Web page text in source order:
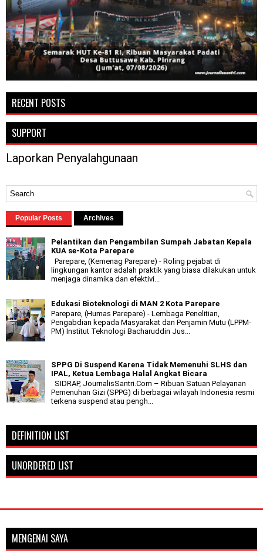
RECENT POSTS
SUPPORT
Laporkan Penyalahgunaan
Popular Posts Archives
Pelantikan dan Pengambilan Sumpah Jabatan Kepala
KUA se-Kota Parepare
Parepare, (Kemenag Parepare) - Roling pejabat di
lingkungan kantor adalah praktik yang biasa dilakukan untuk
menjaga dinamika dan efektivi...
Edukasi Bioteknologi di MAN 2 Kota Parepare
Parepare, (Humas Parepare) - Lembaga Penelitian,
Pengabdian kepada Masyarakat dan Penjamin Mutu (LPPM-
PM) Institut Teknologi Bacharuddin Jus...
SPPG Di Suspend Karena Tidak Memenuhi SLHS dan
IPAL, Ketua Lembaga Halal Angkat Bicara
SIDRAP, JournalisSantri.Com – Ribuan Satuan Pelayanan
Pemenuhan Gizi (SPPG) di berbagai wilayah Indonesia resmi
terkena suspend atau pengh...
DEFINITION LIST
UNORDERED LIST
MENGENAI SAYA